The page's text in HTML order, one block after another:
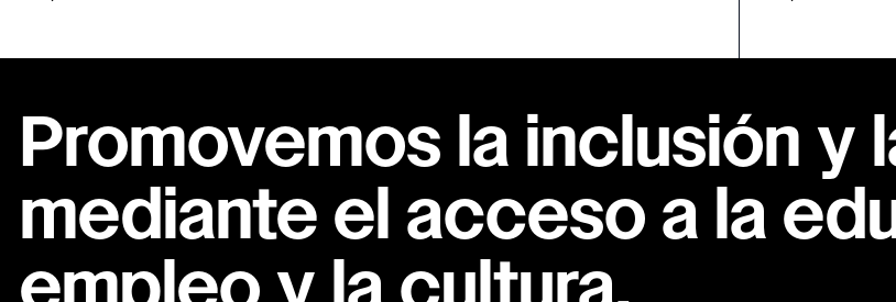
Promovemos la inclusión y
mediante el acceso a la